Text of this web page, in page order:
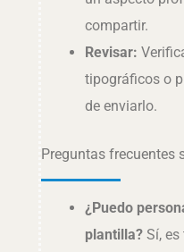
compartir.
Revisar:
tipográficos o
de enviarlo.
Preguntas frecuentes
¿Puedo
plantilla?Sí, es